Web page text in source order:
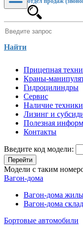
Найти
Прицепная
Краны-
Гидроцилиндры
Сервис
Наличие техники
Лизинг и
Полезная
Контакты
Введите код модели:
Перейти
Модели с таким
Вагон-дома
Вагон-дома
Вагон-дома
Бортовые автомобили